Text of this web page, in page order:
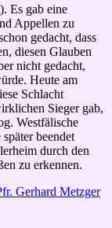
Es gab eine
Appellen zu
gedacht, dass
diesen Glauben
nicht gedacht,
Heute am
Schlacht
Sieger gab,
Westfälische
beendet
durch den
zu erkennen.
Gerhard Metzger